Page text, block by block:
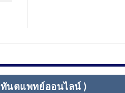
ทันตแพทย์ออนไลน์ )